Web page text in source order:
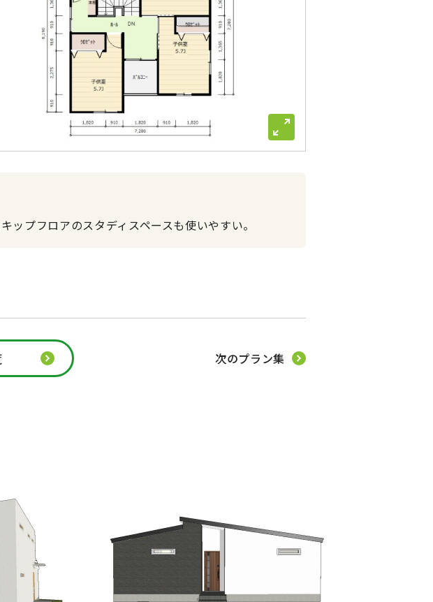
プフロアのスタディスペースも使いやすい。
次のプラン集